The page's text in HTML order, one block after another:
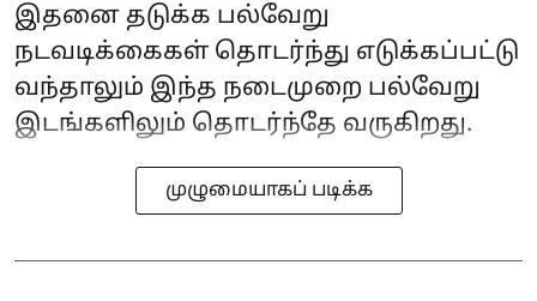
இதனை தடுக்க பல்வேறு
நடவடிக்கைகள் தொடர்ந்து எடுக்கப்பட்டு
வந்தாலும் இந்த நடைமுறை பல்வேறு
இடங்களிலும் தொடர்ந்தே வருகிறது.
முழுமையாகப் படிக்க